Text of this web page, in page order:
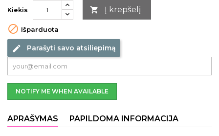
Kiekis  Į krepšelį
 Išparduota
edit Parašyti savo atsiliepimą
NOTIFY ME WHEN AVAILABLE
APRAŠYMAS PAPILDOMA INFORMACIJA